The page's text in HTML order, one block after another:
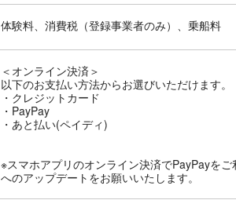
体験料、消費税（登録事業者のみ）、乗船料
＜オンライン決済＞
以下のお支払い方法からお選びいただけます。
・クレジットカード
・PayPay
・あと払い(ペイディ)
※スマホアプリのオンライン決済でPayPayを
へのアップデートをお願いいたします。